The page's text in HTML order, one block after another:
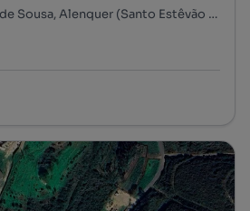
Rua Salvador Ribeiro de Sousa, Alenquer (Santo Estêvão e Triana), Alenquer, Lisboa